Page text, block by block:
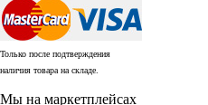
Только после подтверждения
наличия товара на складе.
Мы на маркетплейсах